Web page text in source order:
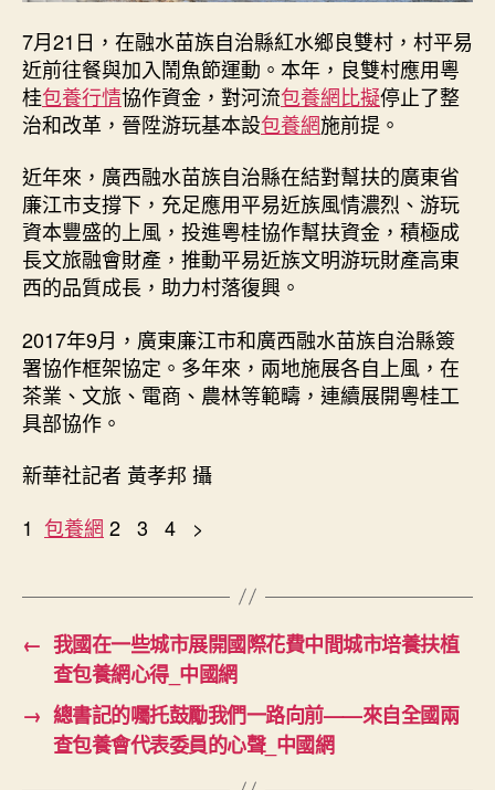
_
中
國
網〉
中
7月21日，在融水苗族自治縣紅水鄉良雙村，村平易
近前往餐與加入鬧魚節運動。本年，良雙村應用粵
桂包養行情協作資金，對河流包養網比擬停止了整
治和改革，晉陞游玩基本設包養網施前提。
近年來，廣西融水苗族自治縣在結對幫扶的廣東省
廉江市支撐下，充足應用平易近族風情濃烈、游玩
資本豐盛的上風，投進粵桂協作幫扶資金，積極成
長文旅融會財產，推動平易近族文明游玩財產高東
西的品質成長，助力村落復興。
2017年9月，廣東廉江市和廣西融水苗族自治縣簽
署協作框架協定。多年來，兩地施展各自上風，在
茶業、文旅、電商、農林等範疇，連續展開粵桂工
具部協作。
新華社記者 黃孝邦 攝
1 包養網 2 3 4 >
← 我國在一些城市展開國際花費中間城市培養扶植
查包養網心得_中國網
→ 總書記的囑托鼓勵我們一路向前——來自全國兩
查包養會代表委員的心聲_中國網